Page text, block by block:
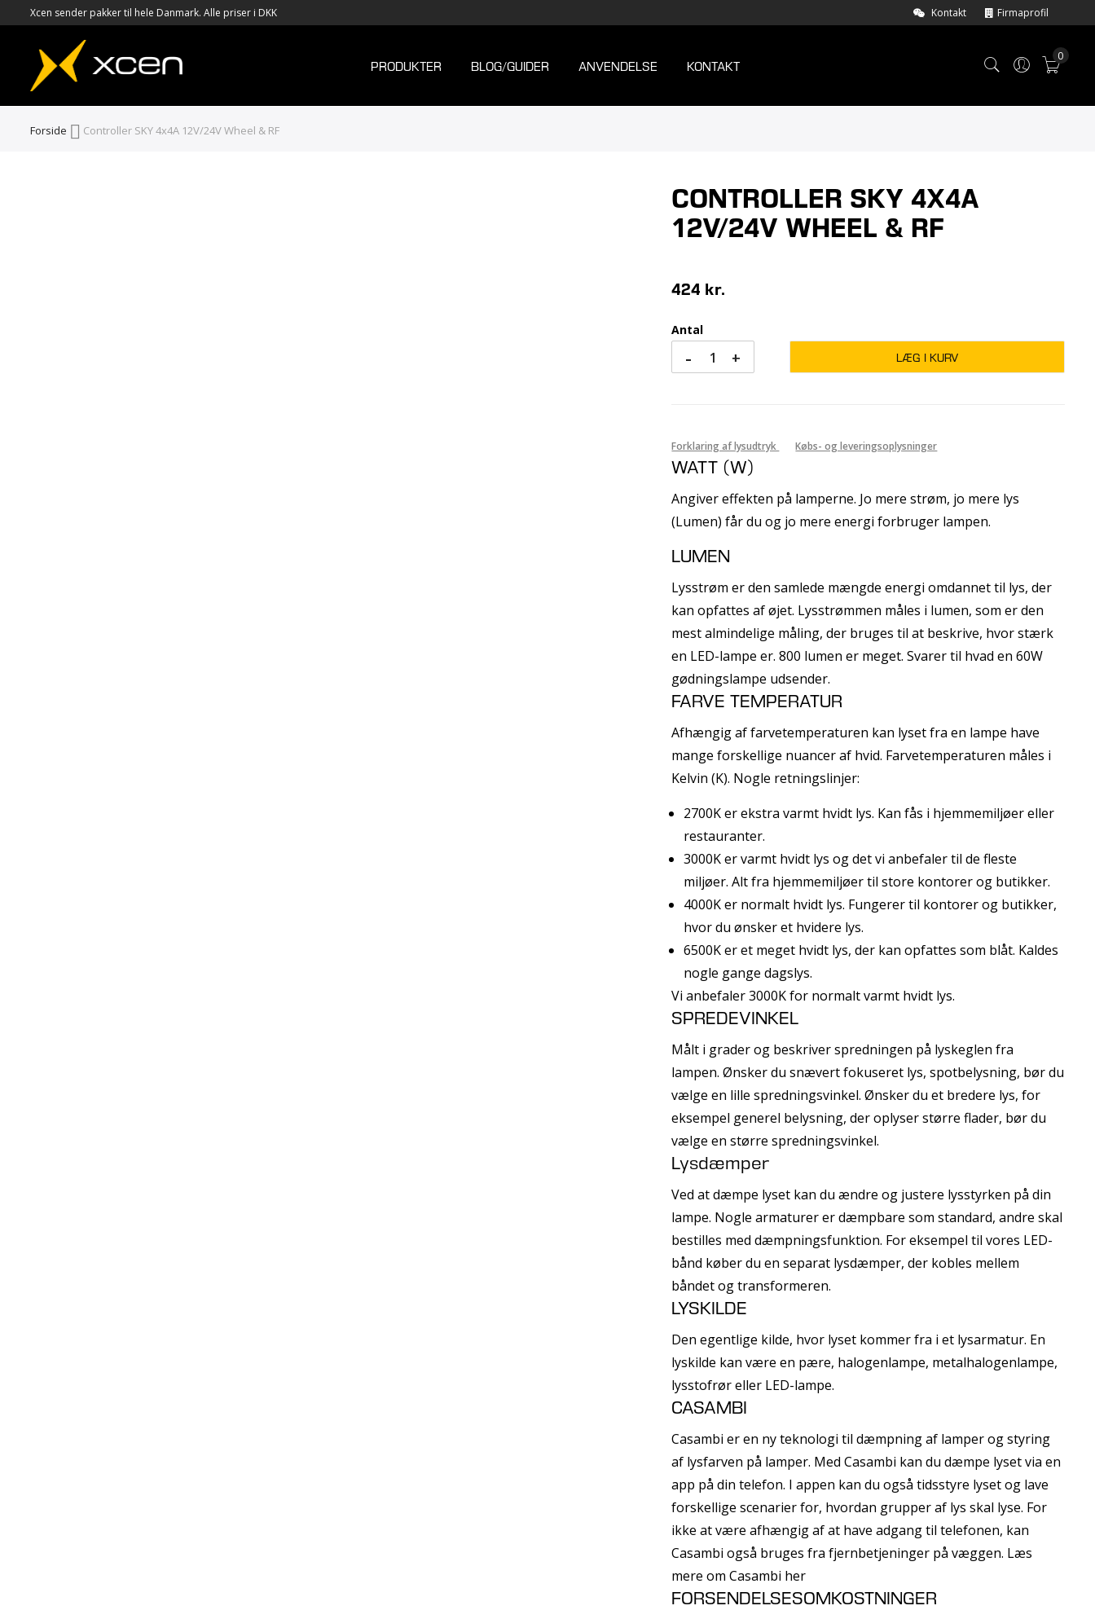
Xcen sender pakker til hele Danmark. Alle priser i DKK Kontakt Firmaprofil
PRODUKTER BLOG/GUIDER ANVENDELSE KONTAKT
0
Forside Controller SKY 4x4A 12V/24V Wheel & RF
CONTROLLER SKY 4X4A
12V/24V WHEEL & RF
424 kr.
Antal
- + LÆG I KURV
Forklaring af lysudtryk Købs- og leveringsoplysninger
WATT (W)
Angiver effekten på lamperne. Jo mere strøm, jo mere lys
(Lumen) får du og jo mere energi forbruger lampen.
LUMEN
Lysstrøm er den samlede mængde energi omdannet til lys, der
kan opfattes af øjet. Lysstrømmen måles i lumen, som er den
mest almindelige måling, der bruges til at beskrive, hvor stærk
en LED-lampe er. 800 lumen er meget. Svarer til hvad en 60W
gødningslampe udsender.
FARVE TEMPERATUR
Afhængig af farvetemperaturen kan lyset fra en lampe have
mange forskellige nuancer af hvid. Farvetemperaturen måles i
Kelvin (K). Nogle retningslinjer:
2700K er ekstra varmt hvidt lys. Kan fås i hjemmemiljøer eller
restauranter.
3000K er varmt hvidt lys og det vi anbefaler til de fleste
miljøer. Alt fra hjemmemiljøer til store kontorer og butikker.
4000K er normalt hvidt lys. Fungerer til kontorer og butikker,
hvor du ønsker et hvidere lys.
6500K er et meget hvidt lys, der kan opfattes som blåt. Kaldes
nogle gange dagslys.
Vi anbefaler 3000K for normalt varmt hvidt lys.
SPREDEVINKEL
Målt i grader og beskriver spredningen på lyskeglen fra
lampen. Ønsker du snævert fokuseret lys, spotbelysning, bør du
vælge en lille spredningsvinkel. Ønsker du et bredere lys, for
eksempel generel belysning, der oplyser større flader, bør du
vælge en større spredningsvinkel.
Lysdæmper
Ved at dæmpe lyset kan du ændre og justere lysstyrken på din
lampe. Nogle armaturer er dæmpbare som standard, andre skal
bestilles med dæmpningsfunktion. For eksempel til vores LED-
bånd køber du en separat lysdæmper, der kobles mellem
båndet og transformeren.
LYSKILDE
Den egentlige kilde, hvor lyset kommer fra i et lysarmatur. En
lyskilde kan være en pære, halogenlampe, metalhalogenlampe,
lysstofrør eller LED-lampe.
CASAMBI
Casambi er en ny teknologi til dæmpning af lamper og styring
af lysfarven på lamper. Med Casambi kan du dæmpe lyset via en
app på din telefon. I appen kan du også tidsstyre lyset og lave
forskellige scenarier for, hvordan grupper af lys skal lyse. For
ikke at være afhængig af at have adgang til telefonen, kan
Casambi også bruges fra fjernbetjeninger på væggen. Læs
mere om Casambi her
FORSENDELSESOMKOSTNINGER